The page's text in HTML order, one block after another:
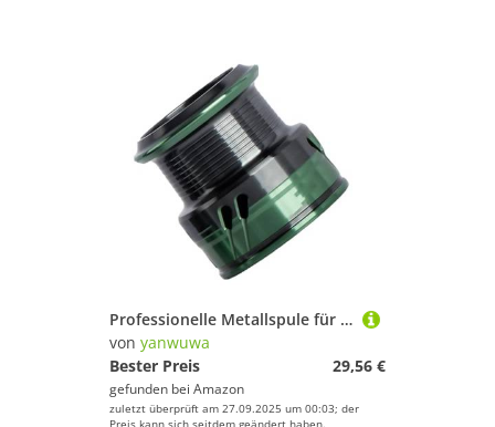
Professionelle Metallspule für Süßwasser, präzise Fischerkennung, Spinning, Baitcasting
von yanwuwa
Bester Preis
29,56 €
gefunden bei Amazon
zuletzt überprüft am 27.09.2025 um 00:03; der
Preis kann sich seitdem geändert haben.